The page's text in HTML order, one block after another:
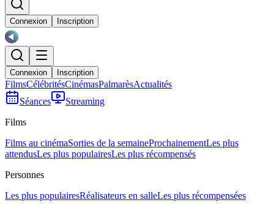
Connexion Inscription
Connexion Inscription
FilmsCélébritésCinémasPalmarèsActualités
Séances
Streaming
Films
Films au cinémaSorties de la semaineProchainementLes plus
attendusLes plus populairesLes plus récompensés
Personnes
Les plus populairesRéalisateurs en salleLes plus récompensées